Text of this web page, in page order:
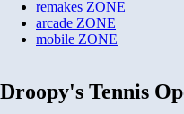
remakes ZONE
arcade ZONE
mobile ZONE
Droopy's Tennis